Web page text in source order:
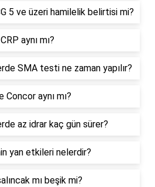
5 ve üzeri hamilelik belirtisi mi?
aynı mı?
SMA testi ne zaman yapılır?
Concor aynı mı?
az idrar kaç gün sürer?
yan etkileri nelerdir?
mı beşik mi?